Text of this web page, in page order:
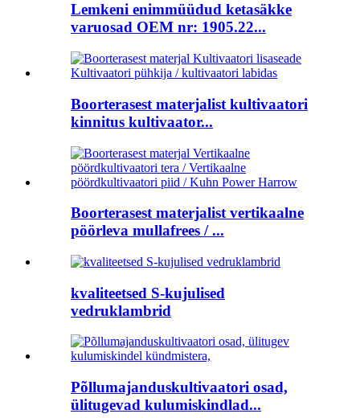
Lemkeni enimmüüdud ketasäkke
varuosad OEM nr: 1905.22...
Boorterasest materjalist kultivaatori
kinnitus kultivaator...
Boorterasest materjalist vertikaalne
pöörleva mullafrees / ...
kvaliteetsed S-kujulised
vedruklambrid
Põllumajanduskultivaatori osad,
ülitugevad kulumiskindlad...